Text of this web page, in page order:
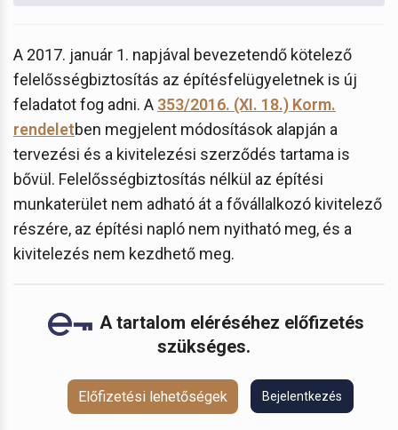
A 2017. január 1. napjával bevezetendő kötelező
felelősségbiztosítás az építésfelügyeletnek is új
feladatot fog adni. A 353/2016. (XI. 18.) Korm.
rendeletben megjelent módosítások alapján a
tervezési és a kivitelezési szerződés tartama is
bővül. Felelősségbiztosítás nélkül az építési
munkaterület nem adható át a fővállalkozó kivitelező
részére, az építési napló nem nyitható meg, és a
kivitelezés nem kezdhető meg.
A tartalom eléréséhez előfizetés
szükséges.
Előfizetési lehetőségek Bejelentkezés